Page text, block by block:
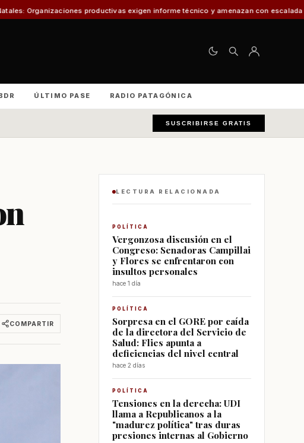
productivas exigen informe técnico y amenazan con escalada nacional El 30%
ÚLTIMO PASE RADIO PATAGÓNICA
SUSCRIBIRSE GRATIS
COMPARTIR
LECTURA RELACIONADA
POLÍTICA
Vergonzosa discusión en el
Congreso: Senadoras Campillai
y Flores se enfrentaron con
insultos personales
hace 1 día
POLÍTICA
Sorpresa en el GORE por caída
de la directora del Servicio de
Salud: Flies apunta a
deficiencias del nivel central
hace 2 días
POLÍTICA
Tensiones en la derecha: UDI
llama a Republicanos a la
"madurez política" tras duras
presiones internas al Gobierno